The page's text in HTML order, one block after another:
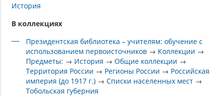
История
В коллекциях
Президентская библиотека – учителям: обучение с
использованием первоисточников → Коллекции →
Предметы: → История →Общие коллекции →
Территория России → Регионы России → Российская
империя (до 1917 г.) →Списки населенных мест →
Тобольская губерния